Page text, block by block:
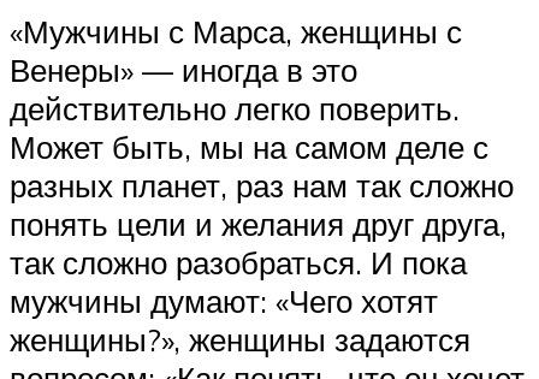
«Мужчины с Марса, женщины с
Венеры» — иногда в это
действительно легко поверить.
Может быть, мы на самом деле с
разных планет, раз нам так сложно
понять цели и желания друг друга,
так сложно разобраться. И пока
мужчины думают: «Чего хотят
женщины?», женщины задаются